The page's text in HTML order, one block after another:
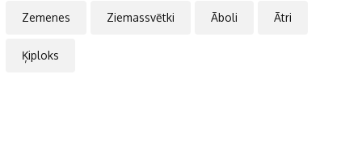
Zemenes Ziemassvētki Āboli Ātri
Ķiploks